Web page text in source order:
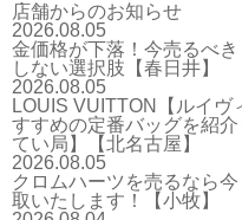
店舗からのお知らせ
2026.08.05
金価格が下落！今売るべ
しない選択肢【春日井】
2026.08.05
LOUIS VUITTON【ルイヴ
すすめの定番バッグを紹
てい局】【北名古屋】
2026.08.05
クロムハーツを売るなら
取いたします！【小牧】